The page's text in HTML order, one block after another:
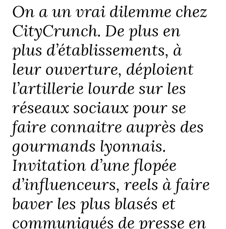
On a un vrai dilemme chez
CityCrunch. De plus en
plus d’établissements, à
leur ouverture, déploient
l’artillerie lourde sur les
réseaux sociaux pour se
faire connaitre auprès des
gourmands lyonnais.
Invitation d’une flopée
d’influenceurs, reels à faire
baver les plus blasés et
communiqués de presse en